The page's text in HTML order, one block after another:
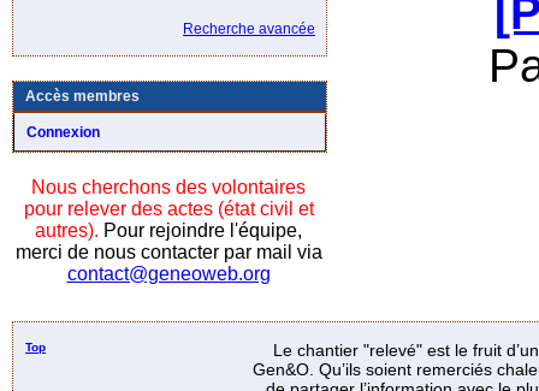
Recherche avancée
Accès membres
Connexion
Nous cherchons des volontaires
pour relever des actes (état civil et
autres). Pour rejoindre l'équipe,
merci de nous contacter par mail via
contact@geneoweb.org
Top
Le chantier "relevé" est le fruit
Gen&O. Qu’ils soient remerciés